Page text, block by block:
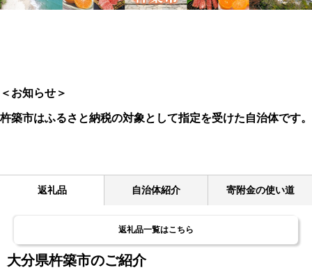
＜お知らせ＞
杵築市はふるさと納税の対象として指定を受けた自治体です。
返礼品 自治体紹介 寄附金の使い道
返礼品一覧はこちら
大分県杵築市のご紹介